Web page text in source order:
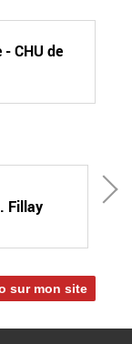
CHU de
Fillay
sur mon site